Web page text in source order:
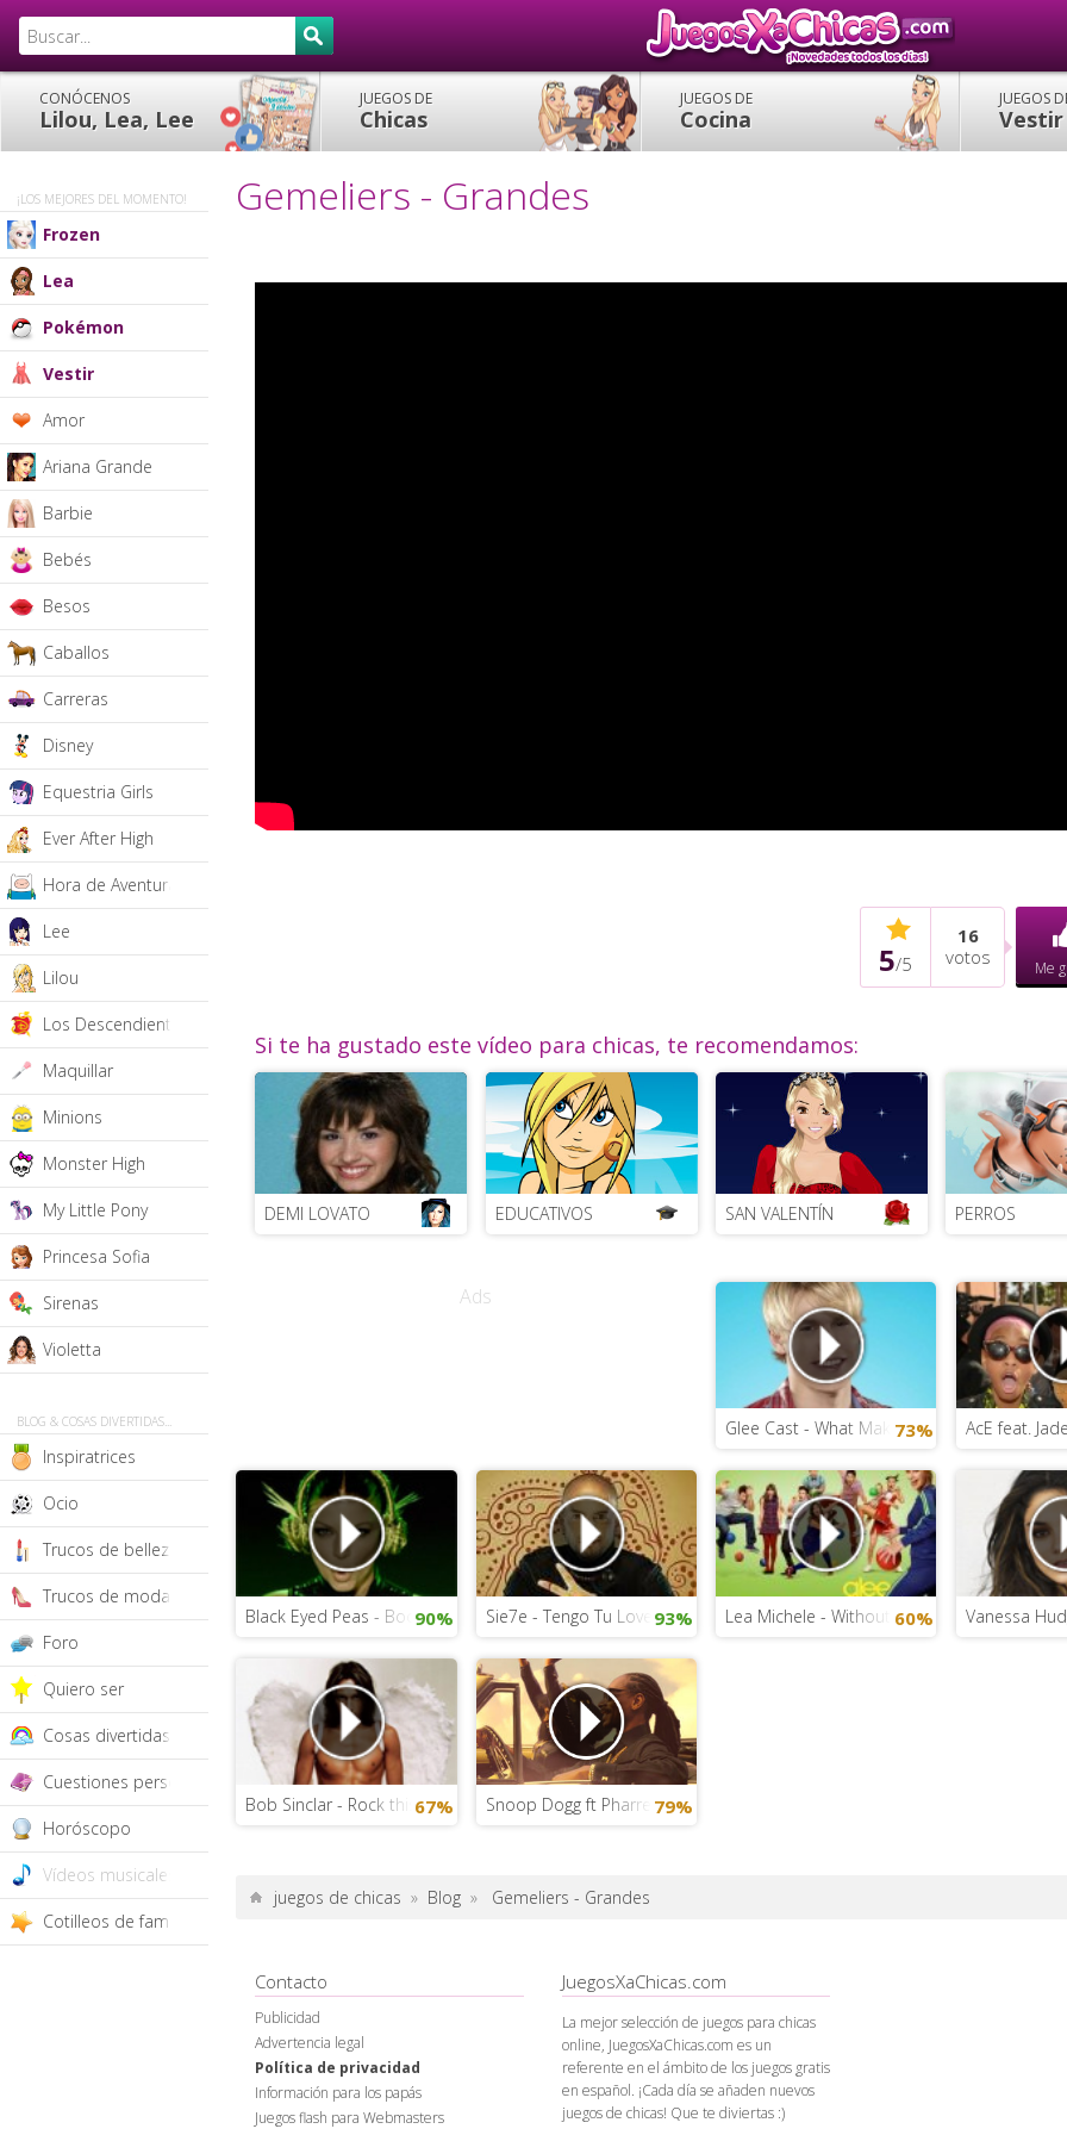
CONÓCENOS
Lilou, Lea, Lee
JUEGOS DE
Chicas
JUEGOS DE
Cocina
JUEGOS
Vestir
¡LOS MEJORES DEL MOMENTO!
Frozen
Lea
Pokémon
Vestir
Amor
Ariana Grande
Barbie
Bebés
Besos
Caballos
Carreras
Disney
Equestria Girls
Ever After High
Hora de Aventura
Lee
Lilou
Los Descendientes
Maquillar
Minions
Monster High
My Little Pony
Princesa Sofia
Sirenas
Violetta
BLOG & COSAS DIVERTIDAS...
Inspiratrices
Ocio
Trucos de belleza y pelo
Trucos de moda
Foro
Quiero ser
Cosas divertidas
Cuestiones personales
Horóscopo
Vídeos musicales
Cotilleos de famosos
Gemeliers - Grandes
5/5
16
votos
Me
Si te ha gustado este vídeo para chicas, te recomendamos:
DEMI LOVATO EDUCATIVOS SAN VALENTÍN PERROS
Ads
Glee Cast - What Makes You Beautiful
73% AcE feat.
Black Eyed Peas - Boom Boom Pow
90% Sie7e - Tengo Tu Love 93% Lea Michele - Without You (Glee Cast)
60% Vanessa
Bob Sinclar - Rock this party
67% Snoop Dogg ft Pharrell Williams y Stevie Wonder - California Roll
79%
juegos de chicas » Blog » Gemeliers - Grandes
Contacto
Publicidad
Advertencia legal
Política de privacidad
Información para los papás
Juegos flash para Webmasters
JuegosXaChicas.com
La mejor selección de juegos para chicas
online, JuegosXaChicas.com es un
referente en el ámbito de los juegos gratis
en español. ¡Cada día se añaden nuevos
juegos de chicas! Que te diviertas :)